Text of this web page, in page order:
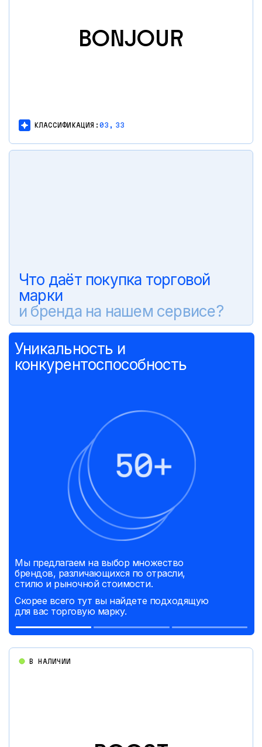
BONJOUR
КЛАССИФИКАЦИЯ: 03, 33
Что даёт покупка торговой
марки
и бренда на нашем сервисе?
Уникальность и
конкурентоспособность
Мы предлагаем на выбор множество
брендов, различающихся по отрасли,
стилю и рыночной стоимости.
Скорее всего тут вы найдете подходящую
для вас торговую марку.
В НАЛИЧИИ